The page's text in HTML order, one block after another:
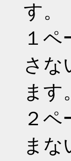
す。
１ペ
さな
ます
２
まな